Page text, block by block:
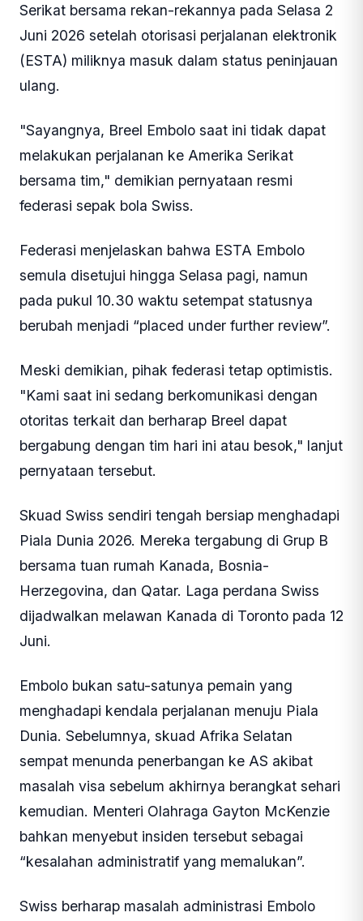
Serikat bersama rekan-rekannya pada Selasa 2
Juni 2026 setelah otorisasi perjalanan elektronik
(ESTA) miliknya masuk dalam status peninjauan
ulang.
"Sayangnya, Breel Embolo saat ini tidak dapat
melakukan perjalanan ke Amerika Serikat
bersama tim," demikian pernyataan resmi
federasi sepak bola Swiss.
Federasi menjelaskan bahwa ESTA Embolo
semula disetujui hingga Selasa pagi, namun
pada pukul 10.30 waktu setempat statusnya
berubah menjadi “placed under further review”.
Meski demikian, pihak federasi tetap optimistis.
"Kami saat ini sedang berkomunikasi dengan
otoritas terkait dan berharap Breel dapat
bergabung dengan tim hari ini atau besok," lanjut
pernyataan tersebut.
Skuad Swiss sendiri tengah bersiap menghadapi
Piala Dunia 2026. Mereka tergabung di Grup B
bersama tuan rumah Kanada, Bosnia-
Herzegovina, dan Qatar. Laga perdana Swiss
dijadwalkan melawan Kanada di Toronto pada 12
Juni.
Embolo bukan satu-satunya pemain yang
menghadapi kendala perjalanan menuju Piala
Dunia. Sebelumnya, skuad Afrika Selatan
sempat menunda penerbangan ke AS akibat
masalah visa sebelum akhirnya berangkat sehari
kemudian. Menteri Olahraga Gayton McKenzie
bahkan menyebut insiden tersebut sebagai
“kesalahan administratif yang memalukan”.
Swiss berharap masalah administrasi Embolo